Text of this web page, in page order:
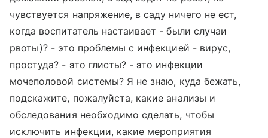
чувствуется напряжение, в саду ничего не ест,
когда воспитатель настаивает - были случаи
рвоты)? - это проблемы с инфекцией - вирус,
простуда? - это глисты? - это инфекции
мочеполовой системы? Я не знаю, куда бежать,
подскажите, пожалуйста, какие анализы и
обследования необходимо сделать, чтобы
исключить инфекции, какие мероприятия